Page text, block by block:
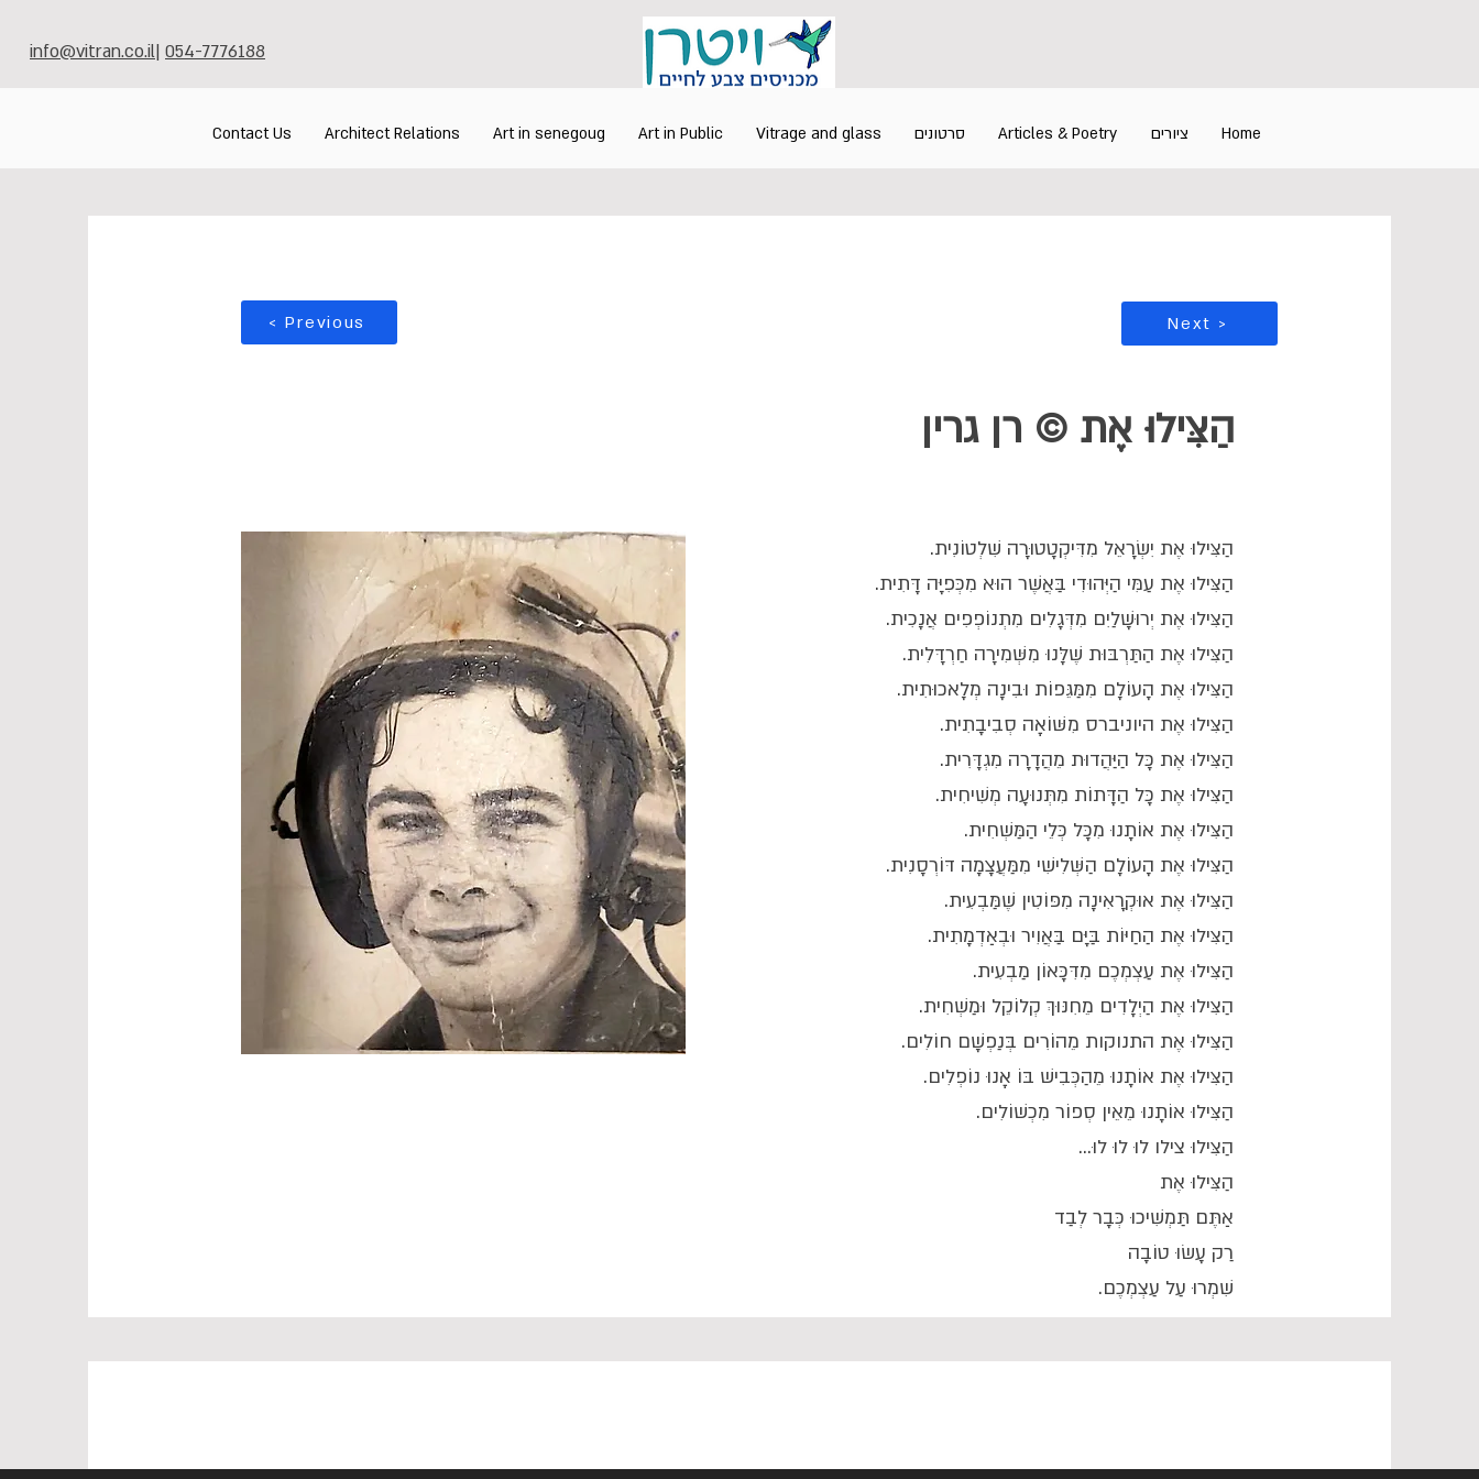
info@vitran.co.il| 054-7776188
Home ציורים Articles & Poetry סרטונים Vitrage and glass
Art in Public
Art in senegoug
Architect Relations
Contact Us
< Previous Next >
הַצִּילוּ אֶת © רן גרין
הַצִּילוּ אֶת יִשְׂרָאֵל מִדִּיקְטָטוּרָה שִׁלְטוֹנִית.
הַצִּילוּ אֶת עַמִּי הַיְּהוּדִי בַּאֲשֶׁר הוּא מִכְּפִיָּה דָּתִית.
הַצִּילוּ אֶת יְרוּשָׁלַיִם מִדְּגָלִים מִתְנוֹפְפִים אֲנָכִית.
הַצִּילוּ אֶת הַתַּרְבּוּת שֶׁלָּנוּ מִשְּׁמִירָה חַרְדָּלִית.
הַצִּילוּ אֶת הָעוֹלָם מִמַּגֵּפוֹת וּבִינָה מְלָאכוּתִית.
הַצִּילוּ אֶת היוניברס מִשּׁוֹאָה סְבִיבָתִית.
הַצִּילוּ אֶת כָּל הַיַּהֲדוּת מֵהֲדָרָה מִגְדָּרִית.
הַצִּילוּ אֶת כָּל הַדָּתוֹת מִתְּנוּעָה מְשִׁיחִית.
הַצִּילוּ אֶת אוֹתָנוּ מִכָּל כְּלֵי הַמַּשְׁחִית.
הַצִּילוּ אֶת הָעוֹלָם הַשְּׁלִישִׁי מִמַּעֲצָמָה דּוֹרְסָנִית.
הַצִּילוּ אֶת אוּקְרָאִינָה מִפּוֹטִין שֶׁמַּבְעִית.
הַצִּילוּ אֶת הַחַיּוֹת בַּיָּם בַּאֲוִיר וּבְאַדְמָתִית.
הַצִּילוּ אֶת עַצְמְכֶם מִדִּכָּאוֹן מַבְעִית.
הַצִּילוּ אֶת הַיְלָדִים מֵחִנּוּךְ קְלוֹקֵל וּמַשְׁחִית.
הַצִּילוּ אֶת התנוקות מֵהוֹרִים בְּנַפְשָׁם חוֹלִים.
הַצִּילוּ אֶת אוֹתָנוּ מֵהַכְּבִישׁ בּוֹ אָנוּ נוֹפְלִים.
הַצִּילוּ אוֹתָנוּ מֵאֵין סְפוֹר מִכְשׁוֹלִים.
הַצִּילוּ צילו לוּ לוּ לוּ...
הַצִּילוּ אֶת
אַתֶּם תַּמְשִׁיכוּ כְּבָר לְבַד
רַק עָשׂוּ טוֹבָה
שִׁמְרוּ עַל עַצְמְכֶם.